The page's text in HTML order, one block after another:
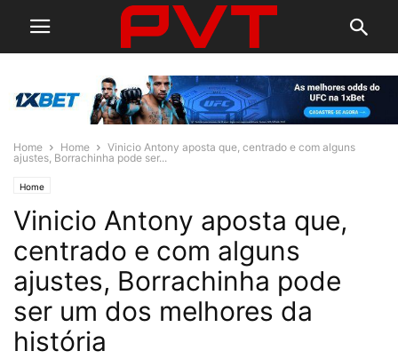
Home Home
Vinicio Antony aposta que, centrado e com alguns
ajustes, Borrachinha pode ser...
Home
Vinicio Antony aposta que,
centrado e com alguns
ajustes, Borrachinha pode
ser um dos melhores da
história